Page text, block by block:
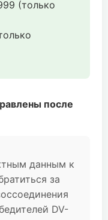
(только
после
данным к
за
DV-